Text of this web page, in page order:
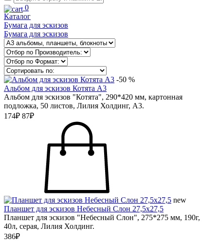
0
Каталог
Бумага для эскизов
Бумага для эскизов
-50 %
Альбом для эскизов Котята А3
Альбом для эскизов "Котята", 290*420 мм, картонная
подложка, 50 листов, Лилия Холдинг, А3.
174₽ 87₽
new
Планшет для эскизов Небесный Слон 27,5х27,5
Планшет для эскизов "Небесный Слон", 275*275 мм, 190г,
40л, серая, Лилия Холдинг.
386₽